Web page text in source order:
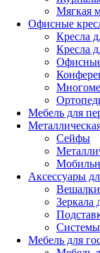
Мягкая
Офисные
Кресла
Кресла
Офисные
Мебель для
Сейфы
Аксессуары
Зеркала
Мебель для